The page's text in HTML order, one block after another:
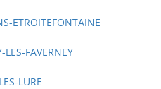
ETROITEFONTAINE
FAVERNEY
LURE